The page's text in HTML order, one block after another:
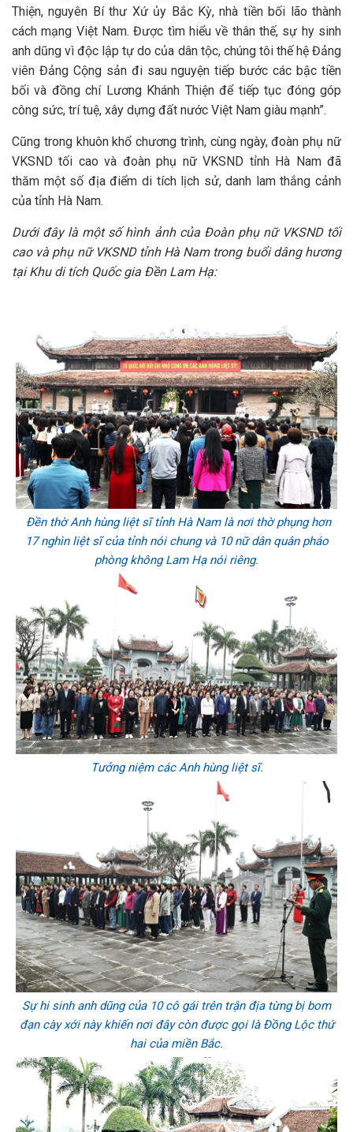
Thiện, nguyên Bí thư Xứ ủy Bắc Kỳ, nhà tiền bối lão thành
cách mạng Việt Nam. Được tìm hiểu về thân thế, sự hy sinh
anh dũng vì độc lập tự do của dân tộc, chúng tôi thế hệ Đảng
viên Đảng Cộng sản đi sau nguyện tiếp bước các bậc tiền
bối và đồng chí Lương Khánh Thiện để tiếp tục đóng góp
công sức, trí tuệ, xây dựng đất nước Việt Nam giàu mạnh”.
Cũng trong khuôn khổ chương trình, cùng ngày, đoàn phụ nữ
VKSND tối cao và đoàn phụ nữ VKSND tỉnh Hà Nam đã
thăm một số địa điểm di tích lịch sử, danh lam thắng cảnh
của tỉnh Hà Nam.
Dưới đây là một số hình ảnh của Đoàn phụ nữ VKSND tối
cao và phụ nữ VKSND tỉnh Hà Nam trong buổi dâng hương
tại Khu di tích Quốc gia Đền Lam Hạ:
Đền thờ Anh hùng liệt sĩ tỉnh Hà Nam là nơi thờ phụng hơn
17 nghìn liệt sĩ của tỉnh nói chung và 10 nữ dân quân pháo
phòng không Lam Hạ nói riêng.
Tưởng niệm các Anh hùng liệt sĩ.
Sự hi sinh anh dũng của 10 cô gái trên trận địa từng bị bom
đạn cày xới này khiến nơi đây còn được gọi là Đồng Lộc thứ
hai của miền Bắc.